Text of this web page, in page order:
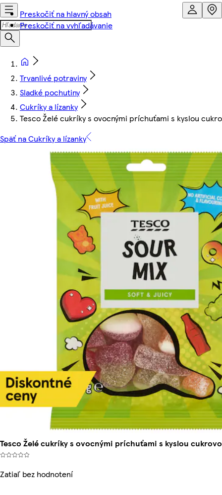
Preskočiť na hlavný obsah
Preskočiť na vyhľadávanie
Trvanlivé potraviny
Sladké pochutiny
Cukríky a lízanky
Tesco Želé cukríky s ovocnými príchuťami s kyslou
Späť na Cukríky a lízanky
Tesco Želé cukríky s ovocnými príchuťami s kyslou
Zatiaľ bez hodnotení